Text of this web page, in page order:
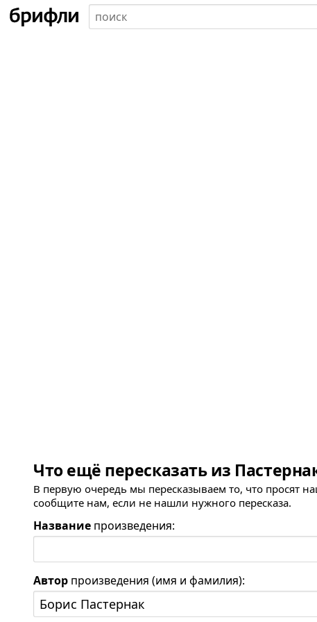
Что ещё пересказать из
В первую очередь мы пересказываем то, что просят
сообщите нам, если не нашли нужного пересказа.
Название произведения:
Автор произведения (имя и фамилия):